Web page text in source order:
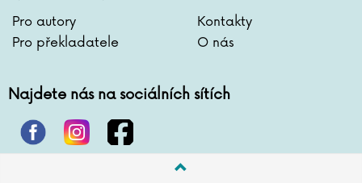
Pro autory
Kontakty
Pro překladatele
O nás
Najdete nás na sociálních sítích